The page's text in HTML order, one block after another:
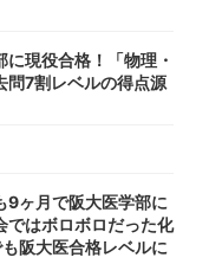
に現役合格！「物理・
問7割レベルの得点源
9ヶ月で阪大医学部に
ではボロボロだった化
阪大医合格レベルに